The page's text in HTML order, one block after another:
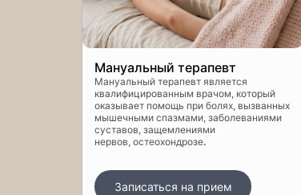
Мануальный терапевт
Мануальный терапевт является
квалифицированным врачом, который
оказывает помощь при болях, вызванных
мышечными спазмами, заболеваниями
суставов, защемлениями
нервов, остеохондрозе.
Записаться на прием